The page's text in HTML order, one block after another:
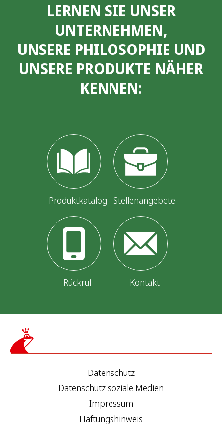
LERNEN SIE UNSER
UNTERNEHMEN,
UNSERE PHILOSOPHIE UND
UNSERE PRODUKTE NÄHER
KENNEN:
Produktkatalog Stellenangebote
Rückruf Kontakt
Datenschutz
Datenschutz soziale Medien
Impressum
Haftungshinweis